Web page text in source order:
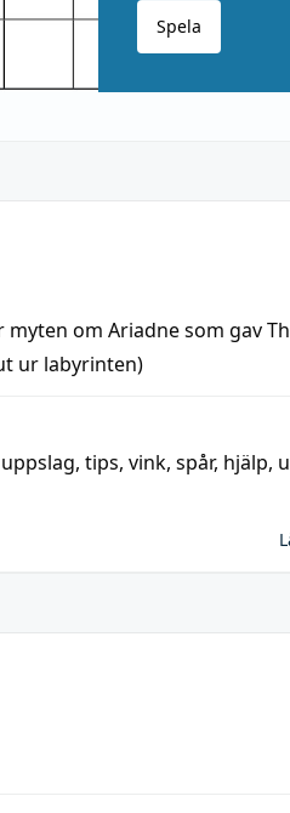
Spela
om Ariadne som gav
ur labyrinten)
uppslag, tips, vink, spår, hjälp,